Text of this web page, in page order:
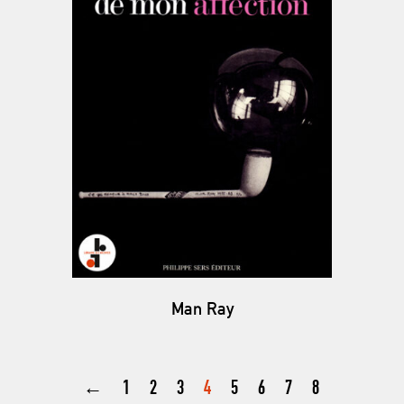
Man Ray
← 1 2 3 4 5 6 7 8